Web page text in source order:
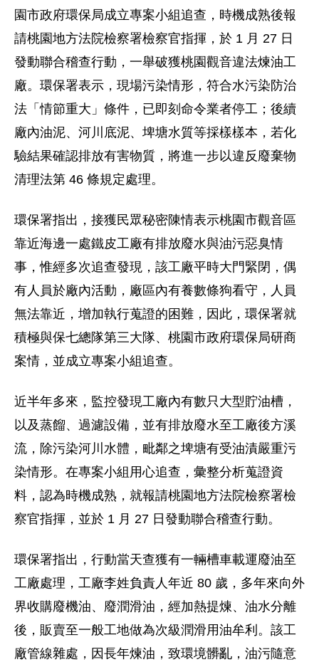
園市政府環保局成立專案小組追查，時機成熟後報
請桃園地方法院檢察署檢察官指揮，於 1 月 27 日
發動聯合稽查行動，一舉破獲桃園觀音違法煉油工
廠。環保署表示，現場污染情形，符合水污染防治
法「情節重大」條件，已即刻命令業者停工；後續
廠內油泥、河川底泥、埤塘水質等採樣樣本，若化
驗結果確認排放有害物質，將進一步以違反廢棄物
清理法第 46 條規定處理。
環保署指出，接獲民眾秘密陳情表示桃園市觀音區
靠近海邊一處鐵皮工廠有排放廢水與油污惡臭情
事，惟經多次追查發現，該工廠平時大門緊閉，偶
有人員於廠內活動，廠區內有養數條狗看守，人員
無法靠近，增加執行蒐證的困難，因此，環保署就
積極與保七總隊第三大隊、桃園市政府環保局研商
案情，並成立專案小組追查。
近半年多來，監控發現工廠內有數只大型貯油槽，
以及蒸餾、過濾設備，並有排放廢水至工廠後方溪
流，除污染河川水體，毗鄰之埤塘有受油漬嚴重污
染情形。在專案小組用心追查，彙整分析蒐證資
料，認為時機成熟，就報請桃園地方法院檢察署檢
察官指揮，並於 1 月 27 日發動聯合稽查行動。
環保署指出，行動當天查獲有一輛槽車載運廢油至
工廠處理，工廠李姓負責人年近 80 歲，多年來向外
界收購廢機油、廢潤滑油，經加熱提煉、油水分離
後，販賣至一般工地做為次級潤滑用油牟利。該工
廠管線雜處，因長年煉油，致環境髒亂，油污隨意